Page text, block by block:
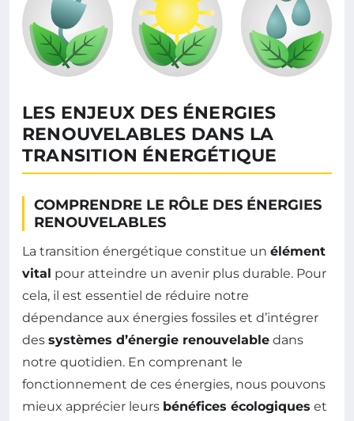
LES ENJEUX DES ÉNERGIES
RENOUVELABLES DANS LA
TRANSITION ÉNERGÉTIQUE
COMPRENDRE LE RÔLE DES ÉNERGIES
RENOUVELABLES
La transition énergétique constitue un élément
vital pour atteindre un avenir plus durable. Pour
cela, il est essentiel de réduire notre
dépendance aux énergies fossiles et d’intégrer
des systèmes d’énergie renouvelable dans
notre quotidien. En comprenant le
fonctionnement de ces énergies, nous pouvons
mieux apprécier leurs bénéfices écologiques et